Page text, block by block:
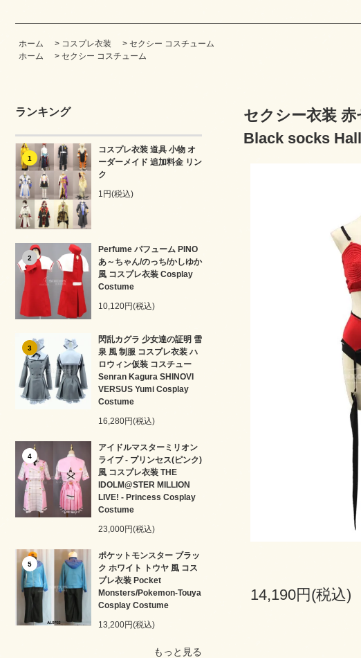
ホーム > コスプレ衣装 > セクシー コスチューム
ホーム
> セクシー コスチューム
ランキング
1
コスプレ衣装 道具 小物 オ
ーダーメイド 追加料金 リン
ク
1円(税込)
2
Perfume パフューム PINO
あ～ちゃん/のっち/かしゆか
風 コスプレ衣装 Cosplay
Costume
10,120円(税込)
3
閃乱カグラ 少女達の証明 雪
泉 風 制服 コスプレ衣装 ハ
ロウィン仮装 コスチュー
Senran Kagura SHINOVI
VERSUS Yumi Cosplay
Costume
16,280円(税込)
4
アイドルマスターミリオン
ライブ - プリンセス(ピンク)
風 コスプレ衣装 THE
IDOLM@STER MILLION
LIVE! - Princess Cosplay
Costume
23,000円(税込)
5
ポケットモンスター ブラッ
ク ホワイト トウヤ 風 コス
プレ衣装 Pocket
Monsters/Pokemon-Touya
Cosplay Costume
13,200円(税込)
もっと見る
セクシー衣装
Black socks
14,190円(税込)